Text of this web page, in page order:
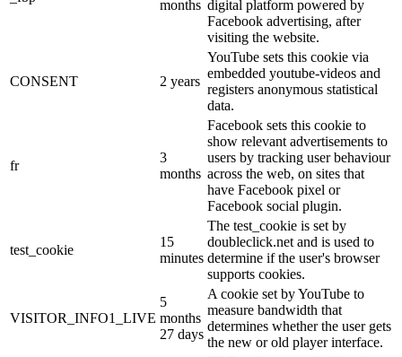
months digital platform powered by
Facebook advertising, after
visiting the website.
CONSENT 2 years
YouTube sets this cookie via
embedded youtube-videos and
registers anonymous statistical
data.
fr
3
months
Facebook sets this cookie to
show relevant advertisements to
users by tracking user behaviour
across the web, on sites that
have Facebook pixel or
Facebook social plugin.
test_cookie
15
minutes
The test_cookie is set by
doubleclick.net and is used to
determine if the user's browser
supports cookies.
VISITOR_INFO1_LIVE
5
months
27 days
A cookie set by YouTube to
measure bandwidth that
determines whether the user gets
the new or old player interface.